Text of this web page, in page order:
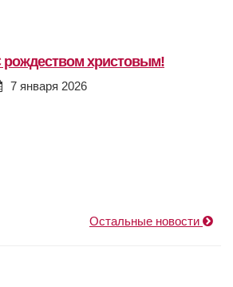
с рождеством христовым!
7 января 2026
Остальные новости